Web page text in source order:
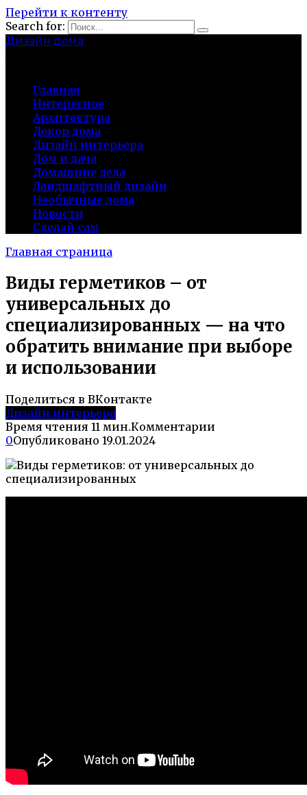
Перейти к контенту
Search for:
Дизайн дома
Главная
Интересное
Архитектура
Декор дома
Дизайн интерьера
Дом и дача
Домашние дела
Ландшафтный дизайн
Необычные дома
Новости
Сделай сам
Главная страница
Виды герметиков – от
универсальных до
специализированных — на что
обратить внимание при выборе
и использовании
Поделиться в ВКонтакте
Дизайн интерьера
Время чтения 11 мин.Комментарии
0Опубликовано 19.01.2024